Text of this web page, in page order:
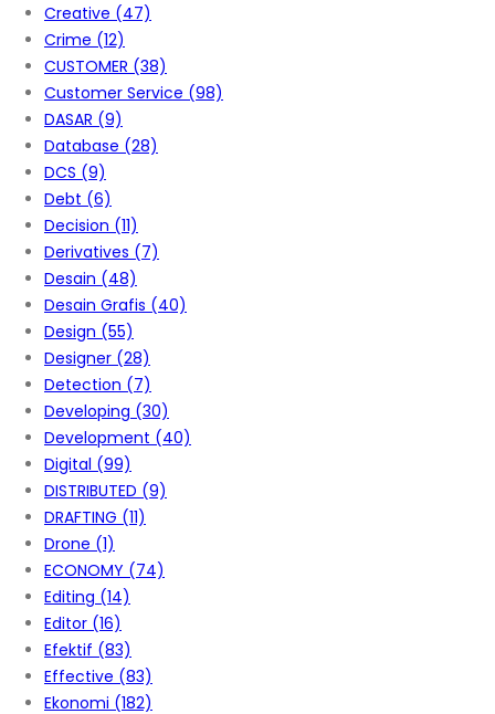
Creative (47)
Crime (12)
CUSTOMER (38)
Customer Service (98)
DASAR (9)
Database (28)
DCS (9)
Debt (6)
Decision (11)
Derivatives (7)
Desain (48)
Desain Grafis (40)
Design (55)
Designer (28)
Detection (7)
Developing (30)
Development (40)
Digital (99)
DISTRIBUTED (9)
DRAFTING (11)
Drone (1)
ECONOMY (74)
Editing (14)
Editor (16)
Efektif (83)
Effective (83)
Ekonomi (182)